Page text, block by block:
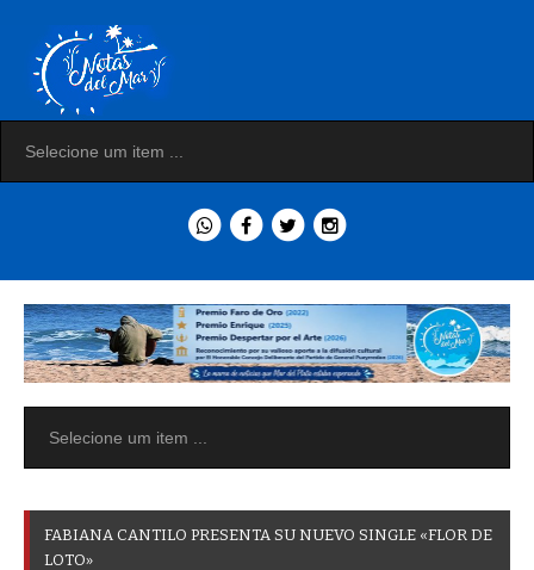
FABIANA CANTILO PRESENTA SU NUEVO SINGLE «FLOR DE
LOTO»